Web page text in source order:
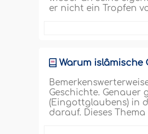
er nicht ein Tropfen
Warum islâmische
Geschichte.
(Eingottglaubens) in
darauf. Dieses